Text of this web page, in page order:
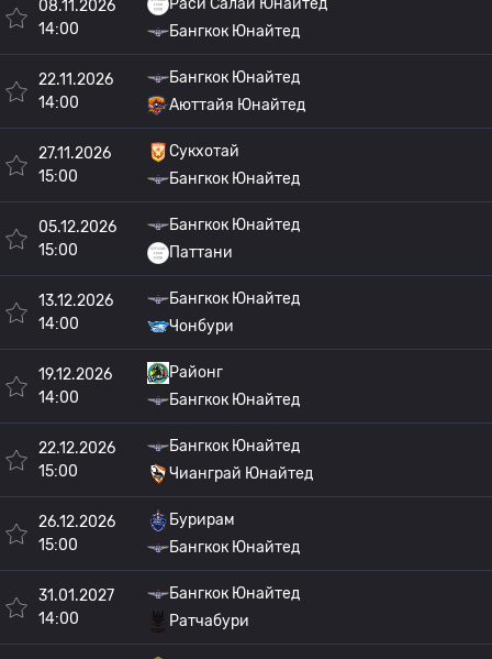
08.11.2026
14:00
Раси Салай Юнайтед
Бангкок Юнайтед
22.11.2026
14:00
Бангкок Юнайтед
Аюттайя Юнайтед
27.11.2026
15:00
Сукхотай
Бангкок Юнайтед
05.12.2026
15:00
Бангкок Юнайтед
Паттани
13.12.2026
14:00
Бангкок Юнайтед
Чонбури
19.12.2026
14:00
Районг
Бангкок Юнайтед
22.12.2026
15:00
Бангкок Юнайтед
Чианграй Юнайтед
26.12.2026
15:00
Бурирам
Бангкок Юнайтед
31.01.2027
14:00
Бангкок Юнайтед
Ратчабури